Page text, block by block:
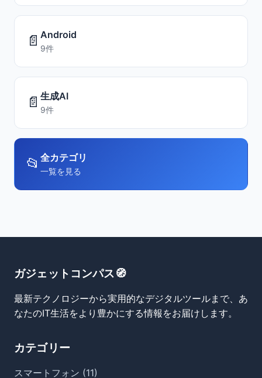
📄 Android
9件
📄 生成AI
9件
📂 全カテゴリ
一覧を見る
ガジェットコンパス🧭
最新テクノロジーから実用的なデジタルツールまで、あ
なたのIT生活をより豊かにする情報をお届けします。
カテゴリー
スマートフォン (11)